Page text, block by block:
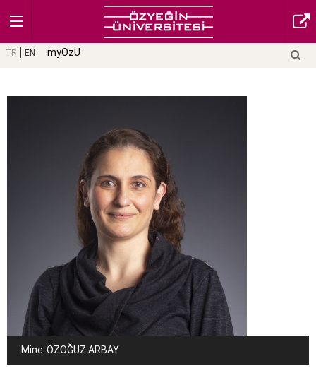
TR EN myOzU
Mine ÖZOĞUZ ARBAY